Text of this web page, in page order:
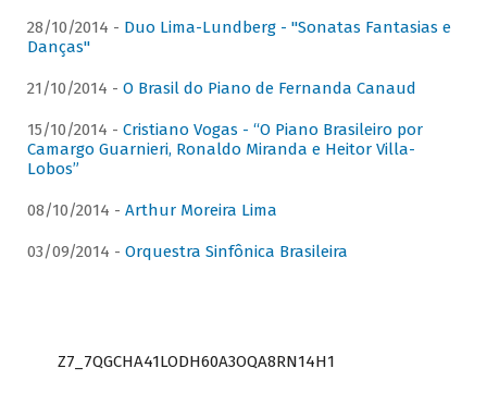
28/10/2014 - Duo Lima-Lundberg - "Sonatas Fantasias e
Danças"
21/10/2014 - O Brasil do Piano de Fernanda Canaud
15/10/2014 - Cristiano Vogas - “O Piano Brasileiro por
Camargo Guarnieri, Ronaldo Miranda e Heitor Villa-
Lobos”
08/10/2014 - Arthur Moreira Lima
03/09/2014 - Orquestra Sinfônica Brasileira
Z7_7QGCHA41LODH60A3OQA8RN14H1